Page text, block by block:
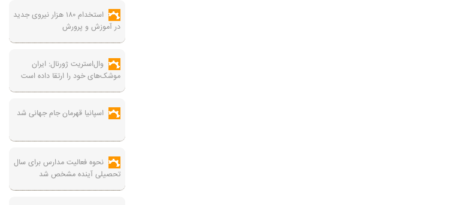
استخدام ۱۸۰ هزار نیروی جدید
در آموزش‌ و پرورش
وال‌استریت ژورنال: ایران
موشک‌های خود را ارتقا داده است
اسپانیا قهرمان جام جهانی شد
نحوه فعالیت مدارس برای سال
تحصیلی آینده مشخص شد